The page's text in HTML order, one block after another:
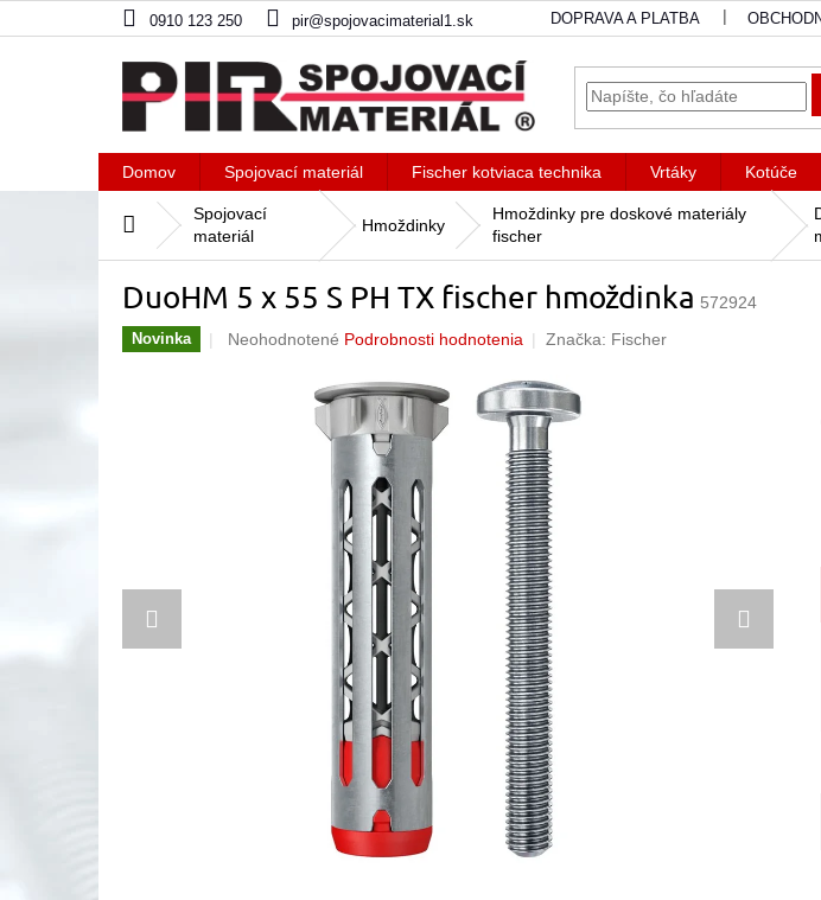
na
0910 123 250 pir@spojovacimaterial1.sk DOPRAVA A PLATBA
Domov Spojovací materiál Fischer kotviaca technika Vrtáky Kotúče
Domov
Spojovací
materiál
Hmoždinky
Hmoždinky pre doskové materiály
fischer
DuoHM 5 x 55 S PH TX fischer hmoždinka 572924
Novinka
Priemerné
Neohodnotené Podrobnosti hodnotenia Značka: Fischer